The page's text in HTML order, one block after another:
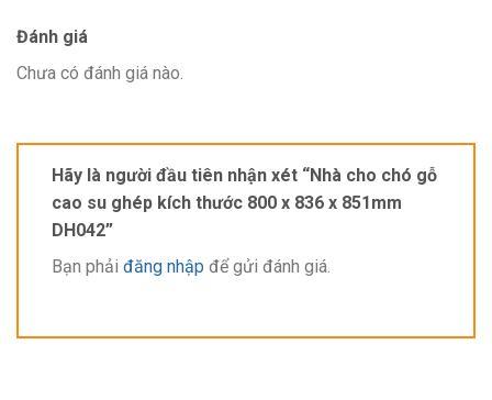
Lưu ý:
thêm bất kì chi phí nào
Hà Nội & các khu vực khác có phí
phát sinh tùy mẫu
Đánh giá
Chưa có đánh giá nào.
Hãy là người đầu tiên nhận xét “Nhà cho chó gỗ
cao su ghép kích thước 800 x 836 x 851mm
DH042”
Bạn phải đăng nhập để gửi đánh giá.